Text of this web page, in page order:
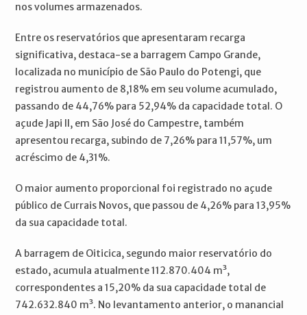
nos volumes armazenados.
Entre os reservatórios que apresentaram recarga
significativa, destaca-se a barragem Campo Grande,
localizada no município de São Paulo do Potengi, que
registrou aumento de 8,18% em seu volume acumulado,
passando de 44,76% para 52,94% da capacidade total. O
açude Japi II, em São José do Campestre, também
apresentou recarga, subindo de 7,26% para 11,57%, um
acréscimo de 4,31%.
O maior aumento proporcional foi registrado no açude
público de Currais Novos, que passou de 4,26% para 13,95%
da sua capacidade total.
A barragem de Oiticica, segundo maior reservatório do
estado, acumula atualmente 112.870.404 m³,
correspondentes a 15,20% da sua capacidade total de
742.632.840 m³. No levantamento anterior, o manancial